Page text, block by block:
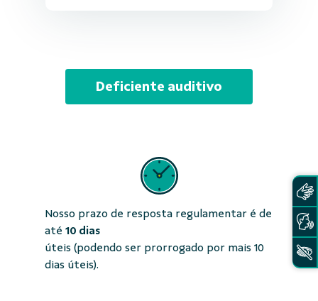
Deficiente auditivo
Nosso prazo de resposta regulamentar é de
até 10 dias
úteis (podendo ser prorrogado por mais 10
dias úteis).